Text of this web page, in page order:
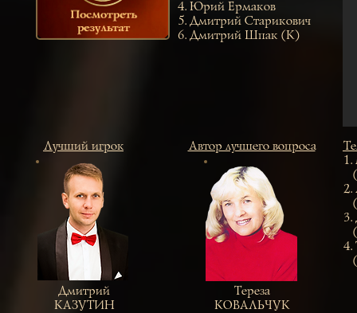
4. Юрий Ермаков
5. Дмитрий Старикович
6. Дмитрий Шпак (К)
Лучший игрок
Дмитрий
КАЗУТИН
Автор лучшего вопроса
Тереза
КОВАЛЬЧУК
1.
2.
3.
4.